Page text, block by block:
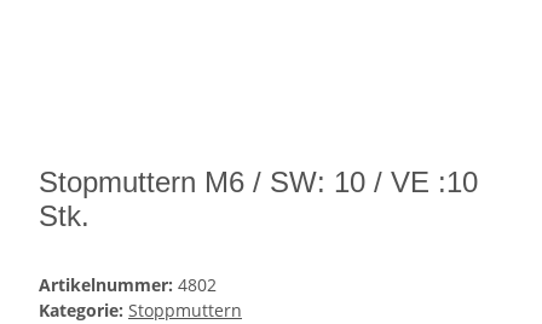
Stopmuttern M6 / SW: 10 / VE :10
Stk.
Artikelnummer: 4802
Kategorie: Stoppmuttern